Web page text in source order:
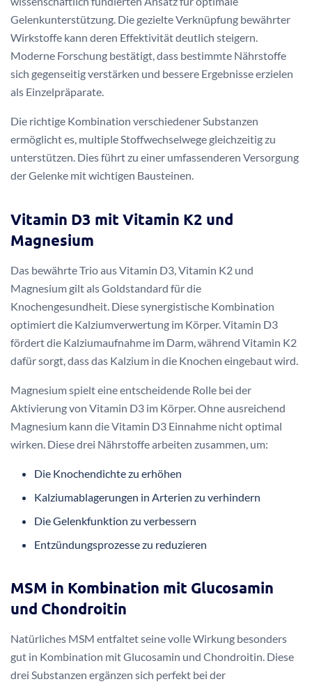
Gelenkunterstützung. Die gezielte Verknüpfung bewährter
Wirkstoffe kann deren Effektivität deutlich steigern.
Moderne Forschung bestätigt, dass bestimmte Nährstoffe
sich gegenseitig verstärken und bessere Ergebnisse erzielen
als Einzelpräparate.
Die richtige Kombination verschiedener Substanzen
ermöglicht es, multiple Stoffwechselwege gleichzeitig zu
unterstützen. Dies führt zu einer umfassenderen Versorgung
der Gelenke mit wichtigen Bausteinen.
Vitamin D3 mit Vitamin K2 und
Magnesium
Das bewährte Trio aus Vitamin D3, Vitamin K2 und
Magnesium gilt als Goldstandard für die
Knochengesundheit. Diese synergistische Kombination
optimiert die Kalziumverwertung im Körper. Vitamin D3
fördert die Kalziumaufnahme im Darm, während Vitamin K2
dafür sorgt, dass das Kalzium in die Knochen eingebaut wird.
Magnesium spielt eine entscheidende Rolle bei der
Aktivierung von Vitamin D3 im Körper. Ohne ausreichend
Magnesium kann die Vitamin D3 Einnahme nicht optimal
wirken. Diese drei Nährstoffe arbeiten zusammen, um:
Die Knochendichte zu erhöhen
Kalziumablagerungen in Arterien zu verhindern
Die Gelenkfunktion zu verbessern
Entzündungsprozesse zu reduzieren
MSM in Kombination mit Glucosamin
und Chondroitin
Natürliches MSM entfaltet seine volle Wirkung besonders
gut in Kombination mit Glucosamin und Chondroitin. Diese
drei Substanzen ergänzen sich perfekt bei der